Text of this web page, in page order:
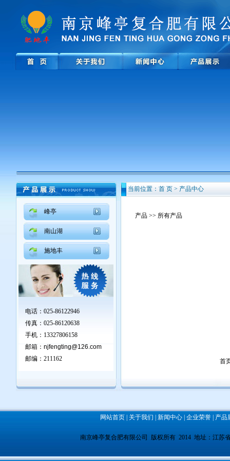
峰亭
南山湖
施地丰
电话：025-86122946
传真：025-86120638
手机：13327806158
邮箱： njfengting@126.com
邮编：211162
当前位置：首 页 > 产品中心
产品 >> 所有产品
首
网站首页| 关于我们 新闻中心| 企业荣誉| 产品
南京峰亭复合肥有限公司 版权所有 2014 地址：江苏